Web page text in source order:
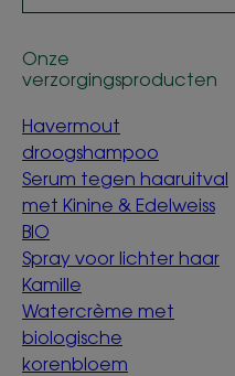
Onze
verzorgingsproducten
Havermout
droogshampoo
Serum tegen haaruitval
met Kinine & Edelweiss
BIO
Spray voor lichter haar
Kamille
Watercrème met
biologische
korenbloem